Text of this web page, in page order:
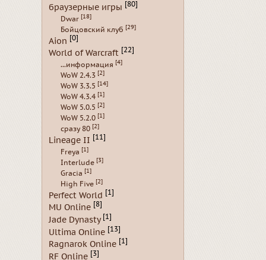
браузерные игры [80]
Dwar [18]
Бойцовский клуб [29]
Aion [0]
World of Warcraft [22]
...информация [4]
WoW 2.4.3 [2]
WoW 3.3.5 [14]
WoW 4.3.4 [1]
WoW 5.0.5 [2]
WoW 5.2.0 [1]
сразу 80 [2]
Lineage II [11]
Freya [1]
Interlude [3]
Gracia [1]
High Five [2]
Perfect World [1]
MU Online [8]
Jade Dynasty [1]
Ultima Online [13]
Ragnarok Online [1]
RF Online [3]